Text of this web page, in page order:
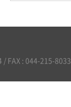
/ FAX : 044-215-8033